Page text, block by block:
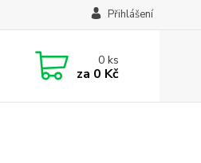
Přihlášení
0ks
za 0 Kč